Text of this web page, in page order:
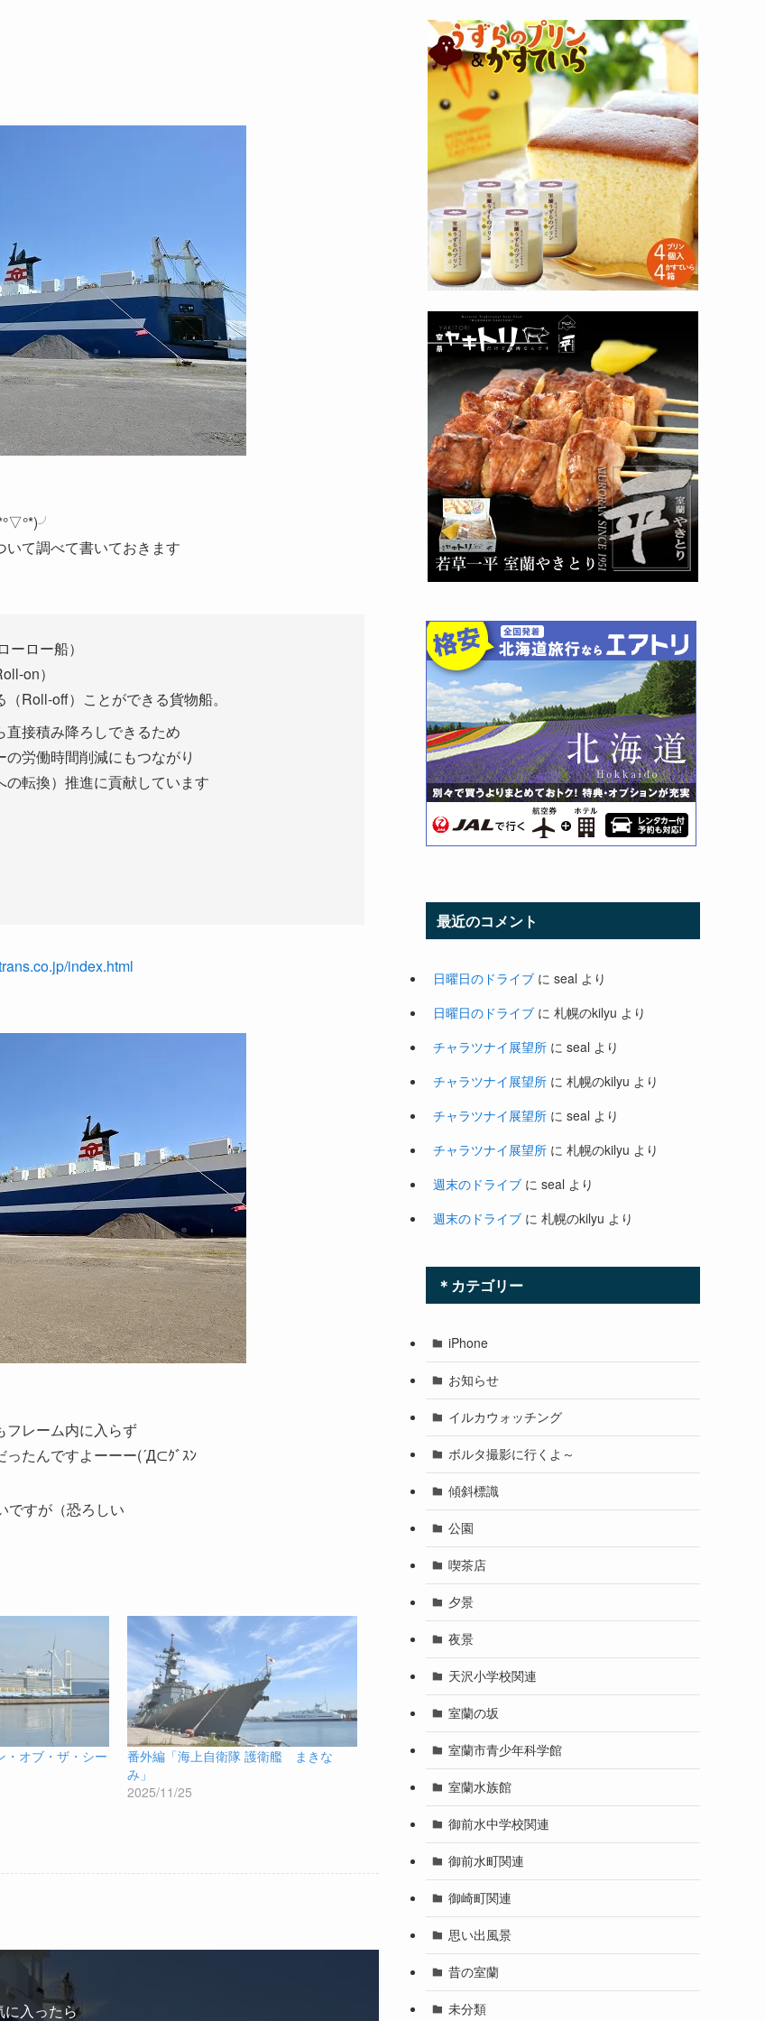
て調べて書いておきます
ロー船）
on）
Roll-off）ことができる貨物船。
接積み降ろしできるため
労働時間削減にもつながり
転換）推進に貢献しています
index.html
フレーム内に入らず
たんですよーーー(´Д⊂ｸﾞｽﾝ
ですが（恐ろしい
・オブ・ザ・シー
番外編「海上自衛隊 護衛艦 まきな
み」
2025/11/25
に入ったら
最近のコメント
日曜日のドライブ に seal より
日曜日のドライブ に 札幌のkilyu より
チャラツナイ展望所 に seal より
チャラツナイ展望所 に 札幌のkilyu より
チャラツナイ展望所 に seal より
チャラツナイ展望所 に 札幌のkilyu より
週末のドライブ に seal より
週末のドライブ に 札幌のkilyu より
＊カテゴリー
iPhone
お知らせ
イルカウォッチング
ボルタ撮影に行くよ～
傾斜標識
公園
喫茶店
夕景
夜景
天沢小学校関連
室蘭の坂
室蘭市青少年科学館
室蘭水族館
御前水中学校関連
御前水町関連
御崎町関連
思い出風景
昔の室蘭
未分類